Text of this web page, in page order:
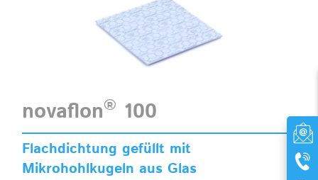
novaflon® 100
Flachdichtung gefüllt mit
Mikrohohlkugeln aus Glas